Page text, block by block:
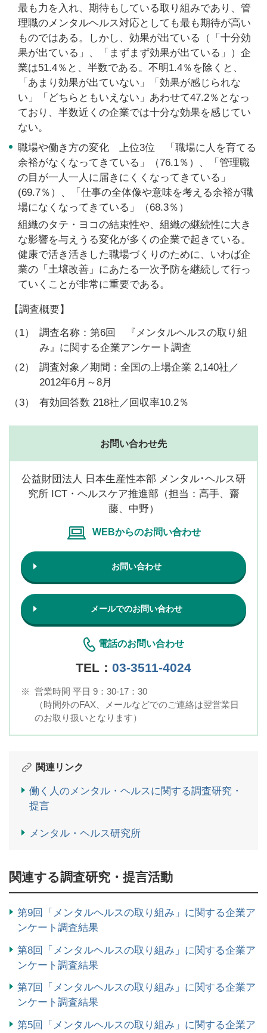
最も力を入れ、期待もしている取り組みであり、管
理職のメンタルヘルス対応としても最も期待が高い
ものではある。しかし、効果が出ている（「十分効
果が出ている」、「まずまず効果が出ている」）企
業は51.4％と、半数である。不明1.4％を除くと、
「あまり効果が出ていない」「効果が感じられな
い」「どちらともいえない」あわせて47.2％となっ
ており、半数近くの企業では十分な効果を感じてい
ない。
職場や働き方の変化 上位3位 「職場に人を育てる
余裕がなくなってきている」（76.1％）、「管理職
の目が一人一人に届きにくくなってきている」
(69.7％）、「仕事の全体像や意味を考える余裕が職
場になくなってきている」（68.3％）
組織のタテ・ヨコの結束性や、組織の継続性に大き
な影響を与えうる変化が多くの企業で起きている。
健康で活き活きした職場づくりのために、いわば企
業の「土壌改善」にあたる一次予防を継続して行っ
ていくことが非常に重要である。
【調査概要】
（1）
調査名称：第6回 『メンタルヘルスの取り組
み』に関する企業アンケート調査
（2）
調査対象／期間：全国の上場企業 2,140社／
2012年6月～8月
（3）
有効回答数 218社／回収率10.2％
お問い合わせ先
公益財団法人 日本生産性本部 メンタル･ヘルス研
究所 ICT・ヘルスケア推進部（担当：高手、齋
藤、中野）
WEBからのお問い合わせ
お問い合わせ
メールでのお問い合わせ
電話のお問い合わせ
TEL： 03-3511-4024
※ 営業時間 平日 9：30-17：30
（時間外のFAX、メールなどでのご連絡は翌営業日
のお取り扱いとなります）
関連リンク
働く人のメンタル・ヘルスに関する調査研究・
提言
メンタル・ヘルス研究所
関連する調査研究・提言活動
第9回「メンタルヘルスの取り組み」に関する企業ア
ンケート調査結果
第8回「メンタルヘルスの取り組み」に関する企業ア
ンケート調査結果
第7回「メンタルヘルスの取り組み」に関する企業ア
ンケート調査結果
第5回「メンタルヘルスの取り組み」に関する企業ア